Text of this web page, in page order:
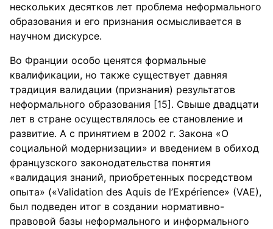
нескольких десятков лет проблема неформального
образования и его признания осмысливается в
научном дискурсе.
Во Франции особо ценятся формальные
квалификации, но также существует давняя
традиция валидации (признания) результатов
неформального образования [15]. Свыше двадцати
лет в стране осуществлялось ее становление и
развитие. А с принятием в 2002 г. Закона «О
социальной модернизации» и введением в обиход
французского законодательства понятия
«валидация знаний, приобретенных посредством
опыта» («Validation des Aquis de l’Expérience» (VAE),
был подведен итог в создании нормативно-
правовой базы неформального и информального